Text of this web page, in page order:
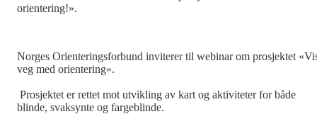
orientering!».
Norges Orienteringsforbund inviterer til webinar om prosjektet
veg med orientering».
Prosjektet er rettet mot utvikling av kart og aktiviteter for både
blinde, svaksynte og fargeblinde.